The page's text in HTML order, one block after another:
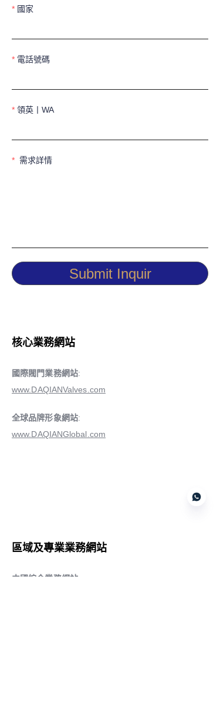
國家
電話號碼
領英丨WA
需求詳情
Submit Inquir
核心業務網站
國際閥門業務網站:
www.DAQIANValves.com
全球品牌形象網站:
www.DAQIANGlobal.com
區域及專業業務網站
中國綜合業務網站:
CN